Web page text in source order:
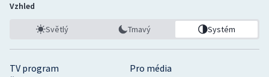
TV program
Pro média
Vzhled
Světlý Tmavý Systém